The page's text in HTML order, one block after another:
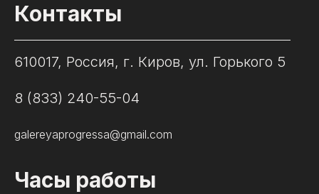
Контакты
610017, Россия, г. Киров, ул. Горького 5
8 (833) 240-55-04
galereyaprogressa@gmail.com
Часы работы